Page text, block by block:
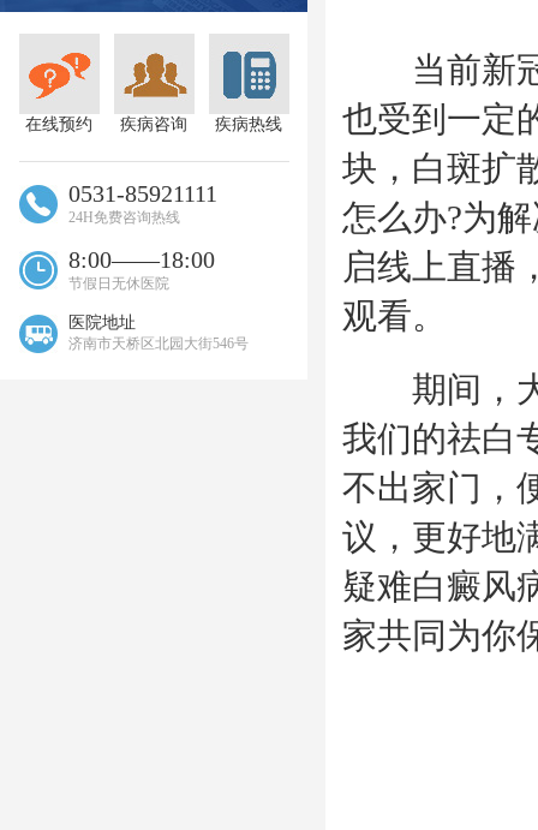
在线预约 疾病咨询 疾病热线
0531-85921111
24H免费咨询热线
8:00——18:00
节假日无休医院
医院地址
济南市天桥区北园大街546号
当前新冠
也受到一定
块，白斑扩
怎么办?为
启线上直播
观看。
期间，大
我们的祛白
不出家门，
议，更好地
疑难白癜风
家共同为你